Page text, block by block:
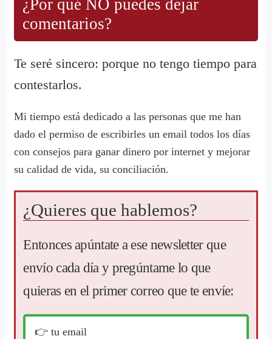
¿Por qué NO puedes dejar
comentarios?
Te seré sincero: porque no tengo tiempo para
contestarlos.
Mi tiempo está dedicado a las personas que me han
dado el permiso de escribirles un email todos los días
con consejos para ganar dinero por internet y mejorar
su calidad de vida, su conciliación.
¿Quieres que hablemos?
Entonces apúntate a ese newsletter que
envío cada día y pregúntame lo que
quieras en el primer correo que te envíe: